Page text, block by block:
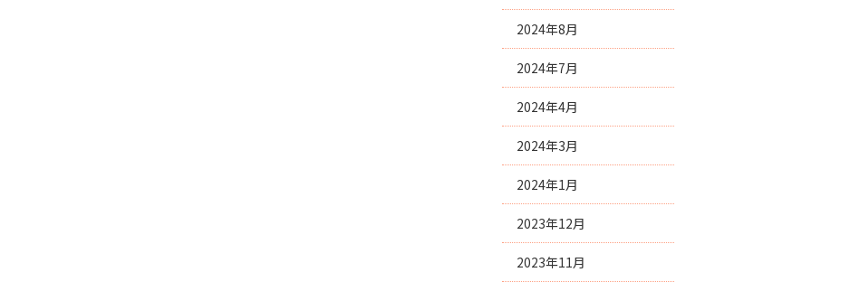
2024年8月
2024年7月
2024年4月
2024年3月
2024年1月
2023年12月
2023年11月